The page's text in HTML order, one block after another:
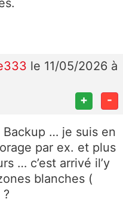
le 11/05/2026 à
+ -
… je suis en
par ex. et plus
… c’est arrivé il’y
blanches (